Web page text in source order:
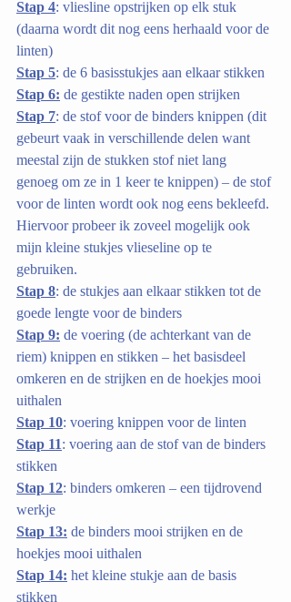
Stap 4: vliesline opstrijken op elk stuk
(daarna wordt dit nog eens herhaald voor de
linten)
Stap 5: de 6 basisstukjes aan elkaar stikken
Stap 6: de gestikte naden open strijken
Stap 7: de stof voor de binders knippen (dit
gebeurt vaak in verschillende delen want
meestal zijn de stukken stof niet lang
genoeg om ze in 1 keer te knippen) – de stof
voor de linten wordt ook nog eens bekleefd.
Hiervoor probeer ik zoveel mogelijk ook
mijn kleine stukjes vlieseline op te
gebruiken.
Stap 8: de stukjes aan elkaar stikken tot de
goede lengte voor de binders
Stap 9: de voering (de achterkant van de
riem) knippen en stikken – het basisdeel
omkeren en de strijken en de hoekjes mooi
uithalen
Stap 10: voering knippen voor de linten
Stap 11: voering aan de stof van de binders
stikken
Stap 12: binders omkeren – een tijdrovend
werkje
Stap 13: de binders mooi strijken en de
hoekjes mooi uithalen
Stap 14: het kleine stukje aan de basis
stikken